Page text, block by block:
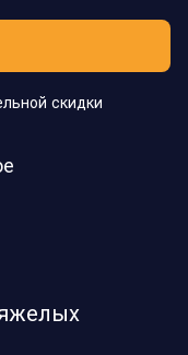
скидки